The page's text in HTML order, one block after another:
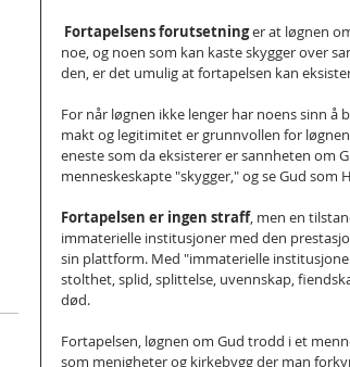
Fortapelsens forutsetning er at løgnen
noe, og noen som kan kaste skygger over
den, er det umulig at fortapelsen kan
For når løgnen ikke lenger har noens sinn å
makt og legitimitet er grunnvollen for
eneste som da eksisterer er sannheten om
menneskeskapte "skygger," og se Gud som
Fortapelsen er ingen straff, men en
immaterielle institusjoner med den
sin plattform. Med "immaterielle
stolthet, splid, splittelse, uvennskap,
død.
Fortapelsen, løgnen om Gud trodd i et
som menigheter og kirkebygg der man